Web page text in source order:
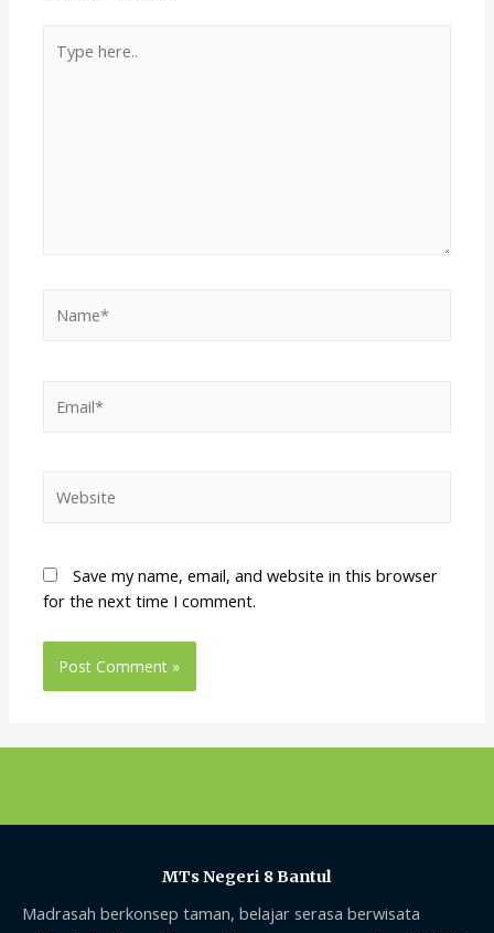
Save my name, email, and website in this browser
for the next time I comment.
MTs Negeri 8 Bantul
Madrasah berkonsep taman, belajar serasa berwisata